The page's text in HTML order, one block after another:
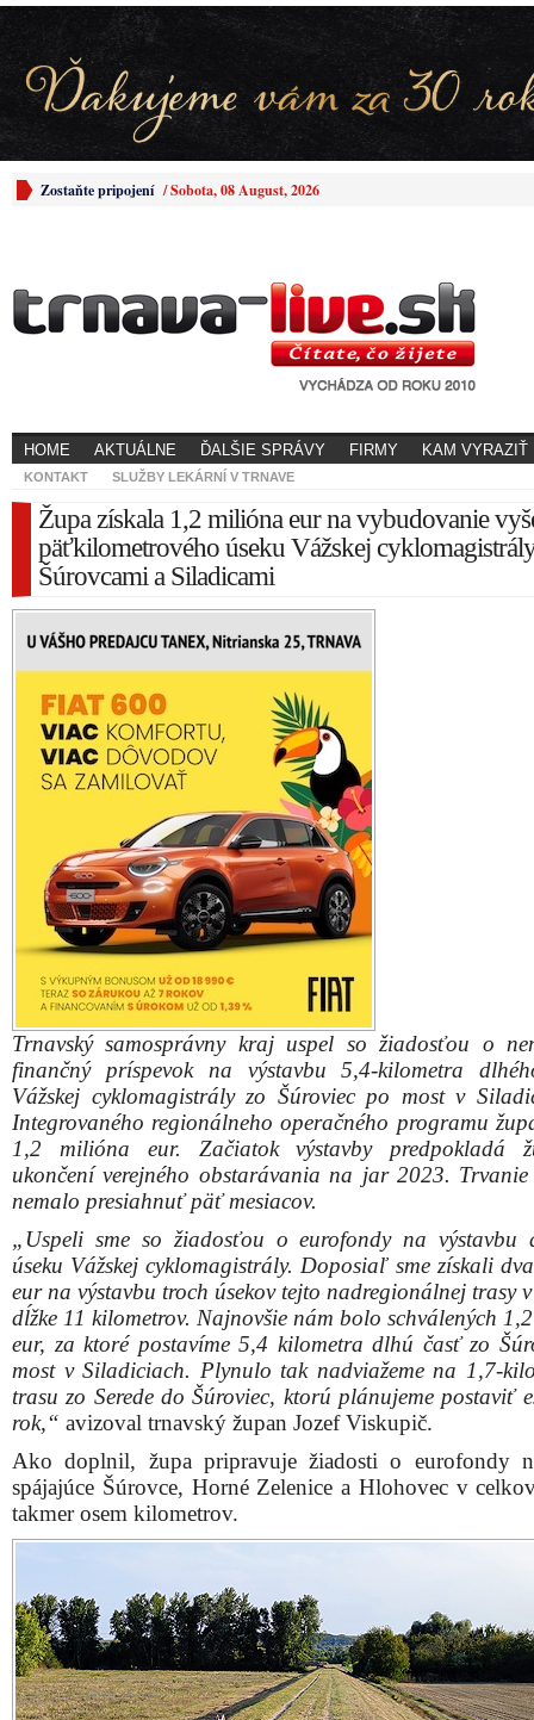
Zostaňte pripojení /Sobota, 08 August, 2026
HOME AKTUÁLNE ĎALŠIE SPRÁVY FIRMY KAM VYRAZIŤ
KONTAKT SLUŽBY LEKÁRNÍ V TRNAVE
Župa získala 1,2 milióna eur na vybudovanie
päťkilometrového úseku Vážskej
Šúrovcami a Siladicami
Trnavský samosprávny kraj uspel so žiadosťou o
finančný príspevok na výstavbu 5,4-kilometra
Vážskej cyklomagistrály zo Šúroviec po most v
Integrovaného regionálneho operačného programu
1,2 milióna eur. Začiatok výstavby predpokladá
ukončení verejného obstarávania na jar 2023.
nemalo presiahnuť päť mesiacov.
„Uspeli sme so žiadosťou o eurofondy na výstavbu
úseku Vážskej cyklomagistrály. Doposiaľ sme získali
eur na výstavbu troch úsekov tejto nadregionálnej trasy
dĺžke 11 kilometrov. Najnovšie nám bolo schválených
eur, za ktoré postavíme 5,4 kilometra dlhú časť zo
most v Siladiciach. Plynulo tak nadviažeme na 1,7-
trasu zo Serede do Šúroviec, ktorú plánujeme postaviť
rok,“ avizoval trnavský župan Jozef Viskupič.
Ako doplnil, župa pripravuje žiadosti o eurofondy
spájajúce Šúrovce, Horné Zelenice a Hlohovec v
takmer osem kilometrov.